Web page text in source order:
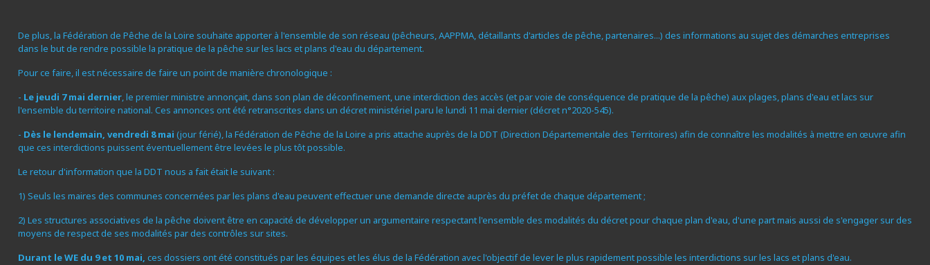
De plus, la Fédération de Pêche de la Loire souhaite apporter à l'ensemble de son réseau (pêcheurs, AAPPMA, détaillants d'articles de pêche, partenaires...) des informations au sujet des démarches entreprises
dans le but de rendre possible la pratique de la pêche sur les lacs et plans d'eau du département.
Pour ce faire, il est nécessaire de faire un point de manière chronologique :
- Le jeudi 7 mai dernier, le premier ministre annonçait, dans son plan de déconfinement, une interdiction des accès (et par voie de conséquence de pratique de la pêche) aux plages, plans d'eau et lacs sur
l'ensemble du territoire national. Ces annonces ont été retranscrites dans un décret ministériel paru le lundi 11 mai dernier (décret n°2020-545).
- Dès le lendemain, vendredi 8 mai (jour férié), la Fédération de Pêche de la Loire a pris attache auprès de la DDT (Direction Départementale des Territoires) afin de connaître les modalités à mettre en œuvre afin
que ces interdictions puissent éventuellement être levées le plus tôt possible.
Le retour d'information que la DDT nous a fait était le suivant :
1) Seuls les maires des communes concernées par les plans d'eau peuvent effectuer une demande directe auprès du préfet de chaque département ;
2) Les structures associatives de la pêche doivent être en capacité de développer un argumentaire respectant l'ensemble des modalités du décret pour chaque plan d'eau, d'une part mais aussi de s'engager sur des
moyens de respect de ses modalités par des contrôles sur sites.
Durant le WE du 9 et 10 mai, ces dossiers ont été constitués par les équipes et les élus de la Fédération avec l'objectif de lever le plus rapidement possible les interdictions sur les lacs et plans d'eau.